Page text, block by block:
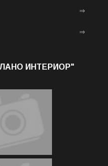
⇒
⇒
ИНТЕРИОР"